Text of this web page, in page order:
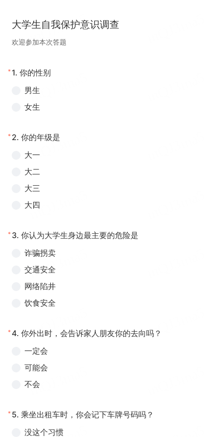
大学生自我保护意识调查
欢迎参加本次答题
* 1. 你的性别
男生
女生
* 2. 你的年级是
大一
大二
大三
大四
* 3. 你认为大学生身边最主要的危险是
诈骗拐卖
交通安全
网络陷井
饮食安全
* 4. 你外出时，会告诉家人朋友你的去向吗？
一定会
可能会
不会
* 5. 乘坐出租车时，你会记下车牌号码吗？
没这个习惯